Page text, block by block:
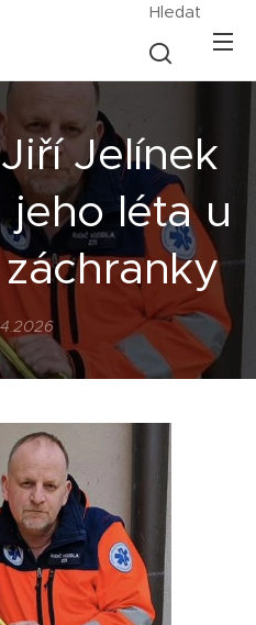
Hledat
Jelínek
jeho léta u